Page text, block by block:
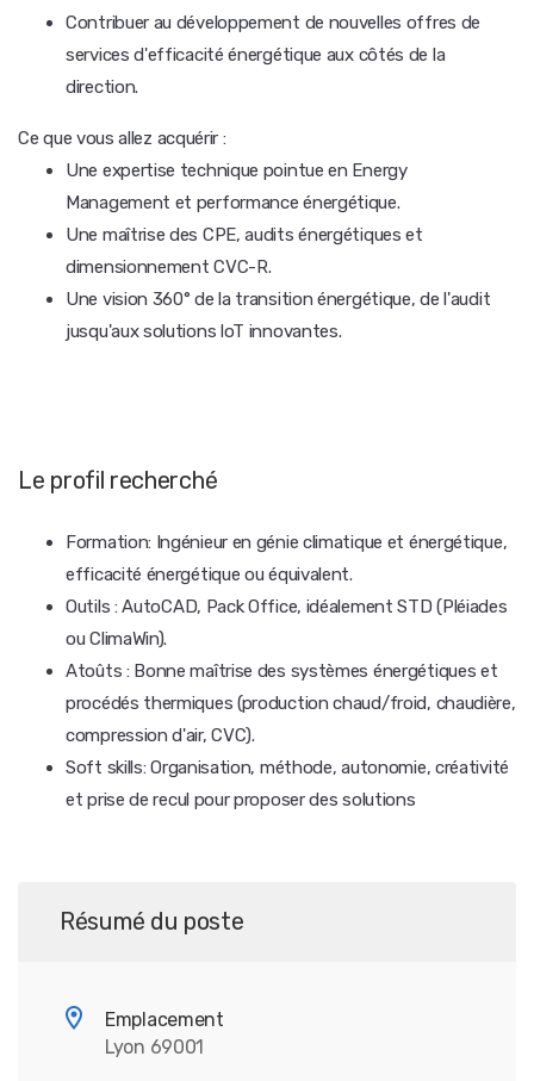
Contribuer au développement de nouvelles offres de
services d'efficacité énergétique aux côtés de la
direction.
Ce que vous allez acquérir :
Une expertise technique pointue en Energy
Management et performance énergétique.
Une maîtrise des CPE, audits énergétiques et
dimensionnement CVC-R.
Une vision 360° de la transition énergétique, de l'audit
jusqu'aux solutions loT innovantes.
Le profil recherché
Formation: Ingénieur en génie climatique et énergétique,
efficacité énergétique ou équivalent.
Outils : AutoCAD, Pack Office, idéalement STD (Pléiades
ou ClimaWin).
Atoûts : Bonne maîtrise des systèmes énergétiques et
procédés thermiques (production chaud/froid, chaudière,
compression d'air, CVC).
Soft skills: Organisation, méthode, autonomie, créativité
et prise de recul pour proposer des solutions
Résumé du poste
Emplacement
Lyon 69001